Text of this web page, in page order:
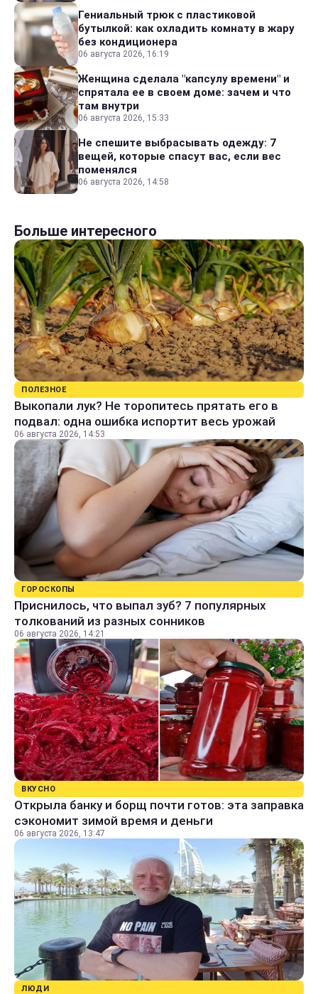
Гениальный трюк с пластиковой
бутылкой: как охладить комнату в жару
без кондиционера
06 августа 2026, 16:19
Женщина сделала "капсулу времени" и
спрятала ее в своем доме: зачем и что
там внутри
06 августа 2026, 15:33
Не спешите выбрасывать одежду: 7
вещей, которые спасут вас, если вес
поменялся
06 августа 2026, 14:58
Больше интересного
ПОЛЕЗНОЕ
Выкопали лук? Не торопитесь прятать его в
подвал: одна ошибка испортит весь урожай
06 августа 2026, 14:53
ГОРОСКОПЫ
Приснилось, что выпал зуб? 7 популярных
толкований из разных сонников
06 августа 2026, 14:21
ВКУСНО
Открыла банку и борщ почти готов: эта заправка
сэкономит зимой время и деньги
06 августа 2026, 13:47
ЛЮДИ